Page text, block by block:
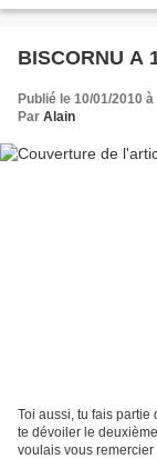
BISCORNU A
Publié le 10/01/2010
Par Alain
Toi aussi, tu fais partie
te dévoiler le
voulais vous